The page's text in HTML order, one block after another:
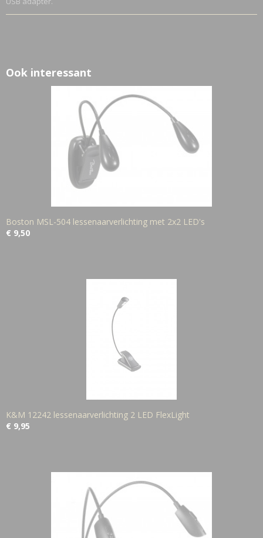
Ook interessant
Boston MSL-504 lessenaarverlichting met 2x2 LED's
€ 9,50
K&M 12242 lessenaarverlichting 2 LED FlexLight
€ 9,95